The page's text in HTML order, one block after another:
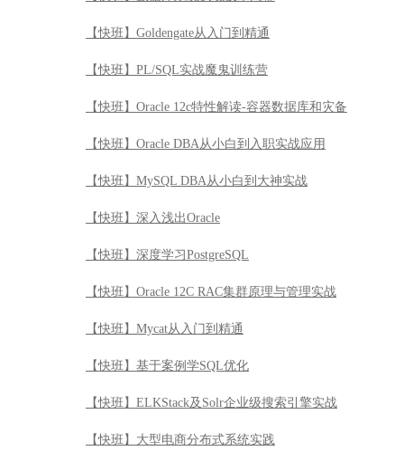
【快班】区块链技术从入门到精通
【快班】Python机器学习Kaggle案例实战
【快班】深入浅出Git
【快班】Oracle高可用
【快班】数据库系统实现技术内幕
【快班】Goldengate从入门到精通
【快班】PL/SQL实战魔鬼训练营
【快班】Oracle 12c特性解读-容器数据库和灾备
【快班】Oracle DBA从小白到入职实战应用
【快班】MySQL DBA从小白到大神实战
【快班】深入浅出Oracle
【快班】深度学习PostgreSQL